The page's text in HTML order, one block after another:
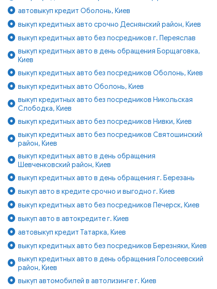
автовыкуп кредит Оболонь, Киев
выкуп кредитных авто срочно Деснянский район, Киев
выкуп кредитных авто без посредников г. Переяслав
выкуп кредитных авто в день обращения Борщаговка,
Киев
выкуп кредитных авто без посредников Оболонь, Киев
выкуп кредитных авто Оболонь, Киев
выкуп кредитных авто без посредников Никольская
Слободка, Киев
выкуп кредитных авто без посредников Нивки, Киев
выкуп кредитных авто без посредников Святошинский
район, Киев
выкуп кредитных авто в день обращения
Шевченковский район, Киев
выкуп кредитных авто в день обращения г. Березань
выкуп авто в кредите срочно и выгодно г. Киев
выкуп кредитных авто без посредников Печерск, Киев
выкуп авто в автокредите г. Киев
автовыкуп кредит Татарка, Киев
выкуп кредитных авто без посредников Березняки, Киев
выкуп кредитных авто в день обращения Голосеевский
район, Киев
выкуп автомобилей в автолизинге г. Киев